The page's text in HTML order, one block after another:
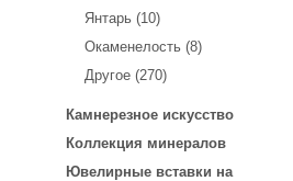
Янтарь (10)
Окаменелость (8)
Другое (270)
Камнерезное искусство
Коллекция минералов
Ювелирные вставки на
Серьги из золота и серебра
с яркими турмалинами 4,38